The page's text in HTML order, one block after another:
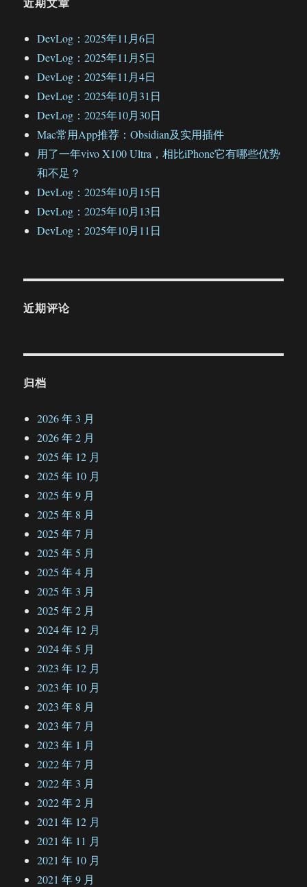
DevLog：2025年11月6日
DevLog：2025年11月5日
DevLog：2025年11月4日
DevLog：2025年10月31日
DevLog：2025年10月30日
Mac常用App推荐：Obsidian及实用插件
用了一年vivo X100 Ultra，相比iPhone它有哪些优势
和不足？
DevLog：2025年10月15日
DevLog：2025年10月13日
DevLog：2025年10月11日
近期评论
归档
2026 年 3 月
2026 年 2 月
2025 年 12 月
2025 年 10 月
2025 年 9 月
2025 年 8 月
2025 年 7 月
2025 年 5 月
2025 年 4 月
2025 年 3 月
2025 年 2 月
2024 年 12 月
2024 年 5 月
2023 年 12 月
2023 年 10 月
2023 年 8 月
2023 年 7 月
2023 年 1 月
2022 年 7 月
2022 年 3 月
2022 年 2 月
2021 年 12 月
2021 年 11 月
2021 年 10 月
2021 年 9 月